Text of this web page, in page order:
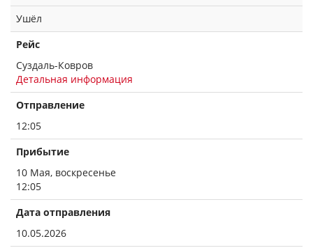
Ушёл
Рейс
Суздаль-Ковров
Детальная информация
Отправление
12:05
Прибытие
10 Мая, воскресенье
12:05
Дата отправления
10.05.2026